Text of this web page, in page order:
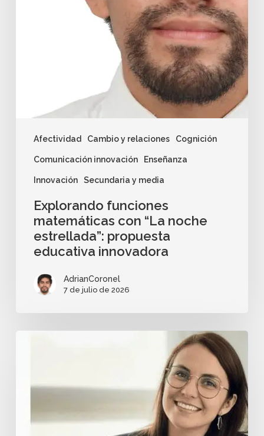
Afectividad Cambio y relaciones Cognición
Comunicación innovación Enseñanza
Innovación Secundaria y media
Explorando funciones
matemáticas con “La noche
estrellada”: propuesta
educativa innovadora
AdrianCoronel
7 de julio de 2026